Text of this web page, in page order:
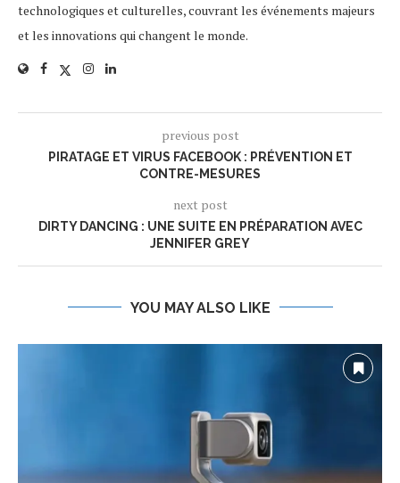
technologiques et culturelles, couvrant les événements majeurs
et les innovations qui changent le monde.
previous post
PIRATAGE ET VIRUS FACEBOOK : PRÉVENTION ET
CONTRE-MESURES
next post
DIRTY DANCING : UNE SUITE EN PRÉPARATION AVEC
JENNIFER GREY
YOU MAY ALSO LIKE